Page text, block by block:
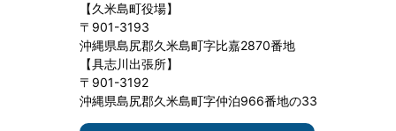
【久米島町役場】
〒901-3193
沖縄県島尻郡久米島町字比嘉2870番地
【具志川出張所】
〒901-3192
沖縄県島尻郡久米島町字仲泊966番地の33